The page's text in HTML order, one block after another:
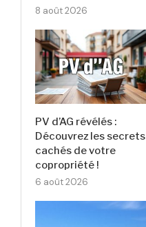
8 août 2026
PV d’AG révélés :
Découvrez les secrets
cachés de votre
copropriété !
6 août 2026